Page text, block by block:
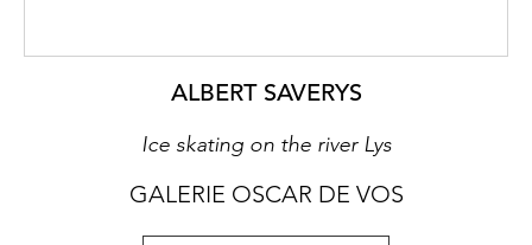
ALBERT SAVERYS
Ice skating on the river Lys
GALERIE OSCAR DE VOS